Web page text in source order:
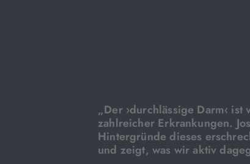
„Der ›durchlässige Darm‹
zahlreicher Erkrankungen.
Hintergründe dieses
und zeigt, was wir aktiv